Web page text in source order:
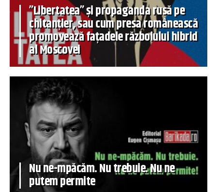
”Libertatea” și propaganda rusă pe
chitanțier, sau cum presa românească
promovează fațadele războiului hibrid
al Moscovei
Nu ne-mpăcăm. Nu trebuie. Nu ne
putem permite